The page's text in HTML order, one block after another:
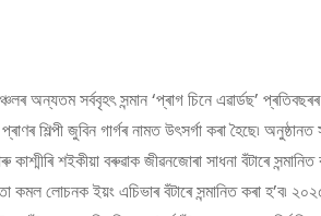
অন্যতম সৰ্ববৃহৎ সন্মান ‘প্ৰাগ চিনে এৱাৰ্ডছ’
শিল্পী জুবিন গাৰ্গৰ নামত উৎসৰ্গা কৰা হৈছে৷
শইকীয়া বৰুৱাক জীৱনজোৰা সাধনা বঁটাৰে
লোচনক ইয়ং এচিভাৰ বঁটাৰে সন্মানিত কৰা হ’ব৷